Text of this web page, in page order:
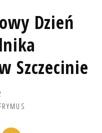
Dzień
Szczecinie